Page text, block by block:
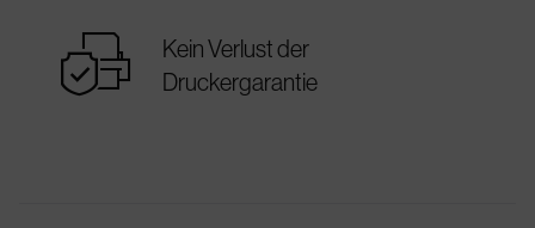
warranty
Kein Verlust der
Druckergarantie